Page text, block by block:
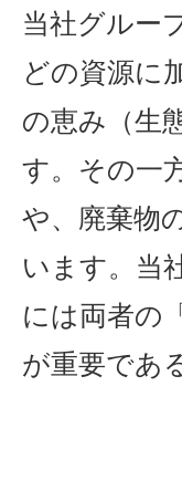
当社グルー
どの資源に
の恵み（生
す。その一
や、廃棄物
います。当
には両者の
が重要であ